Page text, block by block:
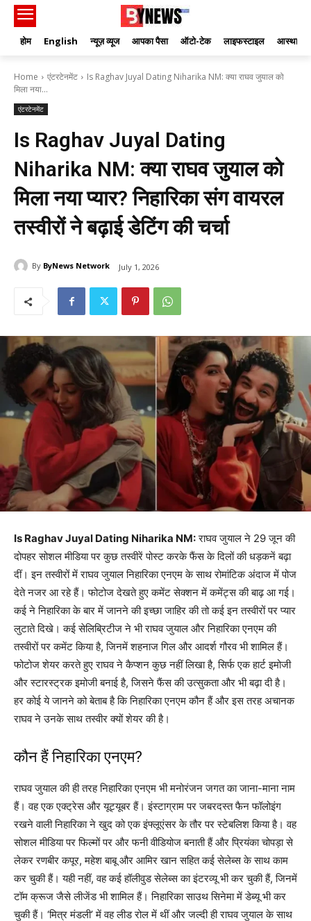
होम English न्यूज़ व्यूज आपका पैसा ऑटो-टेक लाइफस्टाइल आस्था
Home एंटरटेनमेंट
Is Raghav Juyal Dating Niharika NM: क्या राघव जुयाल को
मिला नया...
एंटरटेनमेंट
Is Raghav Juyal Dating
Niharika NM: क्या राघव जुयाल को
मिला नया प्यार? निहारिका संग वायरल
तस्वीरों ने बढ़ाई डेटिंग की चर्चा
By ByNews Network July 1, 2026
Is Raghav Juyal Dating Niharika NM:राघव जुयाल ने 29 जून की
दोपहर सोशल मीडिया पर कुछ तस्वीरें पोस्ट करके फैंस के दिलों की धड़कनें बढ़ा
दीं। इन तस्वीरों में राघव जुयाल निहारिका एनएम के साथ रोमांटिक अंदाज में पोज
देते नजर आ रहे हैं। फोटोज देखते हुए कमेंट सेक्शन में कमेंट्स की बाढ़ आ गई।
कई ने निहारिका के बार में जानने की इच्छा जाहिर की तो कई इन तस्वीरों पर प्यार
लुटाते दिखे। कई सेलिब्रिटीज ने भी राघव जुयाल और निहारिका एनएम की
तस्वीरों पर कमेंट किया है, जिनमें शहनाज गिल और आदर्श गौरव भी शामिल हैं।
फोटोज शेयर करते हुए राघव ने कैप्शन कुछ नहीं लिखा है, सिर्फ एक हार्ट इमोजी
और स्टारस्ट्रक इमोजी बनाई है, जिसने फैंस की उत्सुकता और भी बढ़ा दी है।
हर कोई ये जानने को बेताब है कि निहारिका एनएम कौन हैं और इस तरह अचानक
राघव ने उनके साथ तस्वीर क्यों शेयर की है।
कौन हैं निहारिका एनएम?
राघव जुयाल की ही तरह निहारिका एनएम भी मनोरंजन जगत का जाना-माना नाम
हैं। वह एक एक्ट्रेस और यूट्यूबर हैं। इंस्टाग्राम पर जबरदस्त फैन फॉलोइंग
रखने वाली निहारिका ने खुद को एक इंफ्लूएंसर के तौर पर स्टेबलिश किया है। वह
सोशल मीडिया पर फिल्मों पर और फनी वीडियोज बनाती हैं और प्रियंका चोपड़ा से
लेकर रणबीर कपूर, महेश बाबू और आमिर खान सहित कई सेलेब्स के साथ काम
कर चुकी हैं। यही नहीं, वह कई हॉलीवुड सेलेब्स का इंटरव्यू भी कर चुकी हैं, जिनमें
टॉम क्रूज जैसे लीजेंड भी शामिल हैं। निहारिका साउथ सिनेमा में डेब्यू भी कर
चुकी हैं। ‘मित्र मंडली’ में वह लीड रोल में थीं और जल्दी ही राघव जुयाल के साथ